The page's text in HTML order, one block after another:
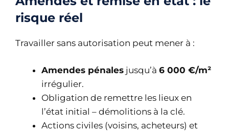
risque réel
Travailler sans autorisation peut mener à :
Amendes pénales jusqu’à 6 000 €/m²
irrégulier.
Obligation de remettre les lieux en
l’état initial – démolitions à la clé.
Actions civiles (voisins, acheteurs) et